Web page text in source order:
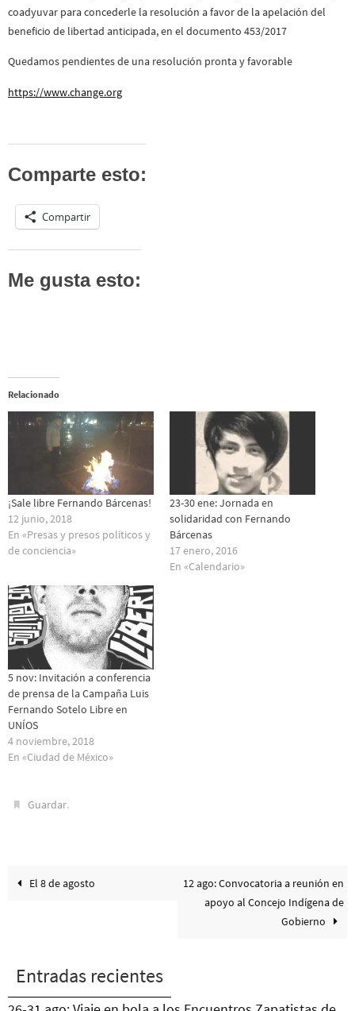
coadyuvar para concederle la resolución a favor de la apelación del
beneficio de libertad anticipada, en el documento 453/2017
Quedamos pendientes de una resolución pronta y favorable
https://www.change.org
Comparte esto:
Compartir
Me gusta esto:
Relacionado
¡Sale libre Fernando Bárcenas!
12 junio, 2018
En «Presas y presos polí­ticos y
de conciencia»
23-30 ene: Jornada en
solidaridad con Fernando
Bárcenas
17 enero, 2016
En «Calendario»
5 nov: Invitación a conferencia
de prensa de la Campaña Luis
Fernando Sotelo Libre en
UNÍOS
4 noviembre, 2018
En «Ciudad de México»
Guardar.
El 8 de agosto
12 ago: Convocatoria a reunión en
apoyo al Concejo Indígena de
Gobierno
Entradas recientes